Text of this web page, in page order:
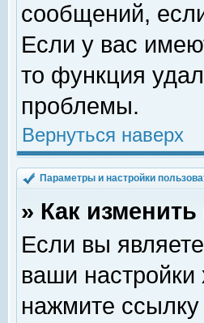
сообщений,
Если у вас
то функция
проблемы.
Вернуться наверх
Параметры и настройки
» Как
Если вы
ваши
нажмите ссылку